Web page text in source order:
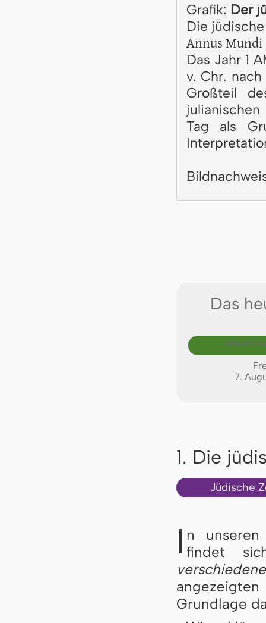
Grafik: Der
Die
Annus Mundi
Das Jahr 1
v. Chr.
Großteil
Tag als
Das
7.
1. Die
Jüdische
I n unseren
findet
Grundlage